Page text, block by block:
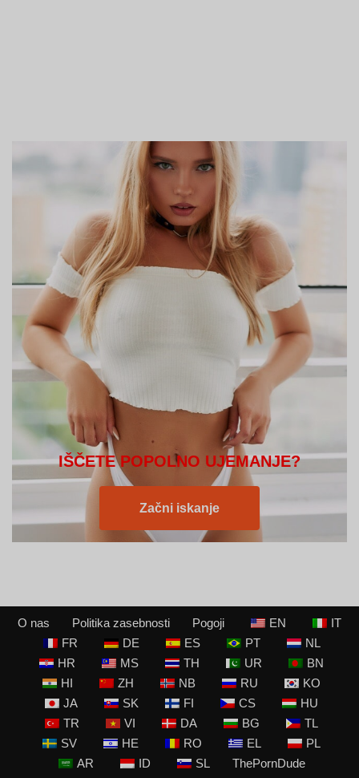
IŠČETE POPOLNO UJEMANJE?
Začni iskanje
O nas Politika zasebnosti Pogoji EN
IT
FR
DE ES PT
NL
HR
MS TH UR
BN
HI
ZH NB RU
KO
JA
SK FI CS
HU
TR
VI DA BG
TL
SV
HE RO EL
PL
AR
ID SL ThePornDude